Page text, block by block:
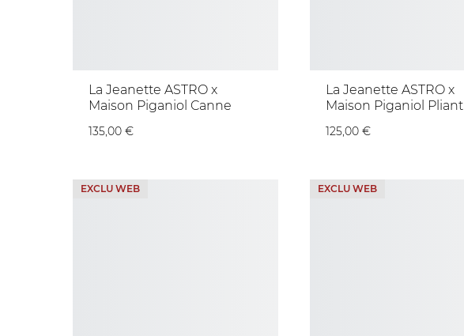
La Jeanette ASTRO x
Maison Piganiol Canne
135,00 €
La Jeanette ASTRO x
Maison Piganiol Pliant
125,00 €
EXCLU WEB EXCLU WEB